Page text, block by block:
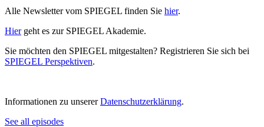
Alle Newsletter vom SPIEGEL finden Sie hier.
Hiergeht es zur SPIEGEL Akademie.
Sie möchten den SPIEGEL mitgestalten? Registrieren Sie sich bei
SPIEGEL Perspektiven.
Informationen zu unsererDatenschutzerklärung.
See all episodes